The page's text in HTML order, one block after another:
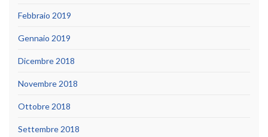
Febbraio 2019
Gennaio 2019
Dicembre 2018
Novembre 2018
Ottobre 2018
Settembre 2018